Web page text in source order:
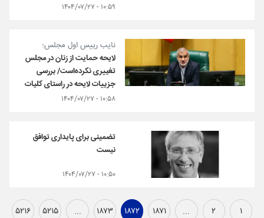
۱۰:۵۹ - ۱۴۰۴/۰۷/۲۷
نایب رییس اول مجلس؛
لایحه حمایت از زنان در مجلس
تغییری نکرده‌است/ بررسی
جزییات لایحه در راستای کلیات
۱۰:۵۸ - ۱۴۰۴/۰۷/۲۷
تضمینی برای پایداری توافق
نیست
۱۰:۵۰ - ۱۴۰۴/۰۷/۲۷
۱ ۲ ... ۱۸۷۱ ۱۸۷۲ ۱۸۷۳ ... ۵۲۱۵ ۵۲۱۶